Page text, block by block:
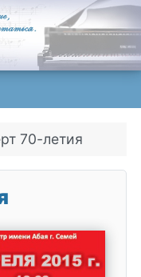
70-летия